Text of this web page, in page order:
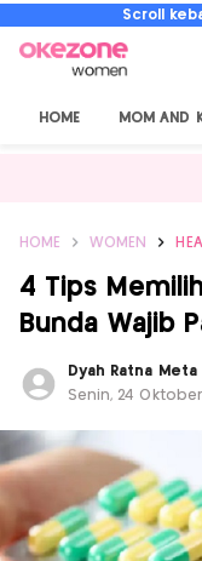
Scroll
HOME MOM AND
HOME WOMEN
4 Tips
Bunda Wajib
Dyah Ratna
Senin, 24